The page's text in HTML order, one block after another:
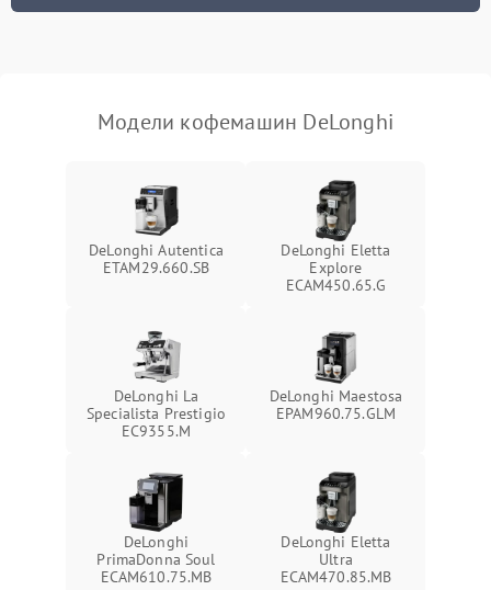
Модели кофемашин DeLonghi
DeLonghi Autentica
ETAM29.660.SB
DeLonghi Eletta
Explore
ECAM450.65.G
DeLonghi La
Specialista Prestigio
EC9355.M
DeLonghi Maestosa
EPAM960.75.GLM
DeLonghi
PrimaDonna Soul
ECAM610.75.MB
DeLonghi Eletta
Ultra
ECAM470.85.MB